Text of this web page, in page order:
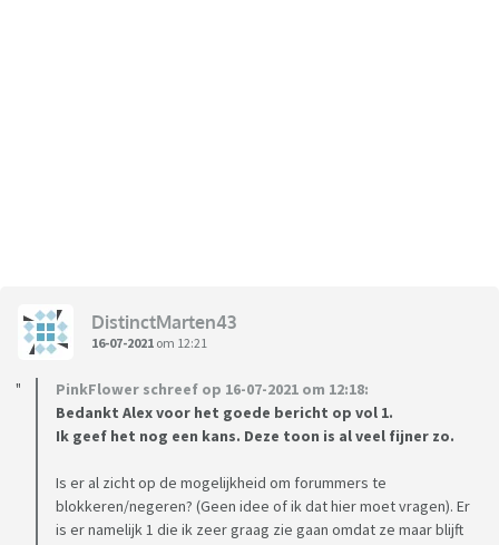
DistinctMarten43
16-07-2021 om 12:21
PinkFlower schreef op 16-07-2021 om 12:18:
Bedankt Alex voor het goede bericht op vol 1.
Ik geef het nog een kans. Deze toon is al veel fijner zo.
Is er al zicht op de mogelijkheid om forummers te
blokkeren/negeren? (Geen idee of ik dat hier moet vragen). Er
is er namelijk 1 die ik zeer graag zie gaan omdat ze maar blijft